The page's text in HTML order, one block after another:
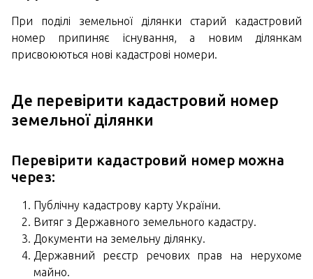
При поділі земельної ділянки старий кадастровий
номер припиняє існування, а новим ділянкам
присвоюються нові кадастрові номери.
Де перевірити кадастровий номер
земельної ділянки
Перевірити кадастровий номер можна
через:
Публічну кадастрову карту України.
Витяг з Державного земельного кадастру.
Документи на земельну ділянку.
Державний реєстр речових прав на нерухоме
майно.